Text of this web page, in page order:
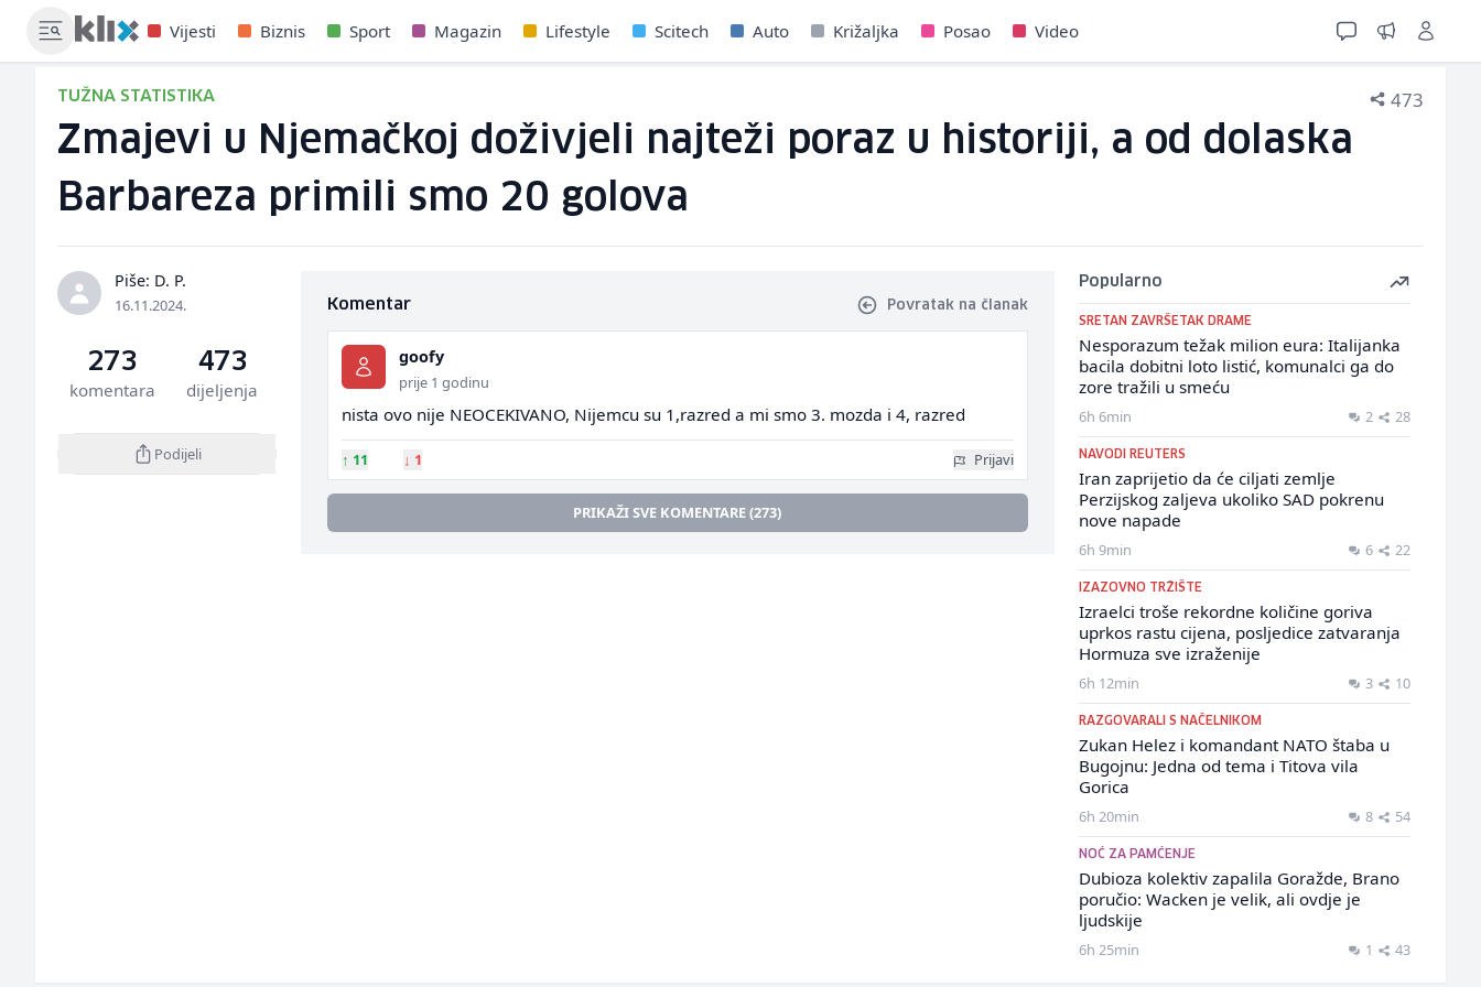
Vijesti Biznis Sport Magazin Lifestyle Scitech Auto Križaljka Posao Video
TUŽNA STATISTIKA 473
Zmajevi u Njemačkoj doživjeli najteži poraz u historiji, a od dolaska
Barbareza primili smo 20 golova
Piše: D. P.
16.11.2024.
273
komentara
473
dijeljenja
Podijeli
Komentar Povratak na članak
goofy
prije 1 godinu
nista ovo nije NEOCEKIVANO, Nijemcu su 1,razred a mi smo 3. mozda i 4, razred
↑ 11 ↓ 1 Prijavi
PRIKAŽI SVE KOMENTARE (273)
Popularno
SRETAN ZAVRŠETAK DRAME
Nesporazum težak milion eura: Italijanka
bacila dobitni loto listić, komunalci ga do
zore tražili u smeću
6h 6min 2 28
NAVODI REUTERS
Iran zaprijetio da će ciljati zemlje
Perzijskog zaljeva ukoliko SAD pokrenu
nove napade
6h 9min 6 22
IZAZOVNO TRŽIŠTE
Izraelci troše rekordne količine goriva
uprkos rastu cijena, posljedice zatvaranja
Hormuza sve izraženije
6h 12min 3 10
RAZGOVARALI S NAČELNIKOM
Zukan Helez i komandant NATO štaba u
Bugojnu: Jedna od tema i Titova vila
Gorica
6h 20min 8 54
NOĆ ZA PAMĆENJE
Dubioza kolektiv zapalila Goražde, Brano
poručio: Wacken je velik, ali ovdje je
ljudskije
6h 25min 1 43